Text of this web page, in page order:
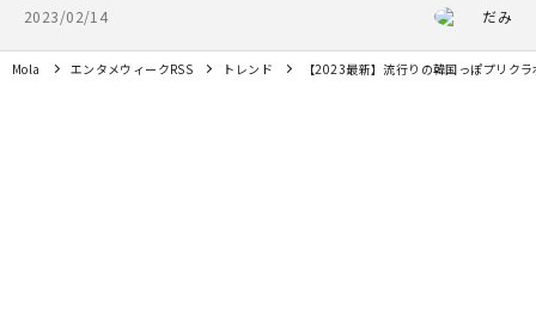
2023/02/14
だみ
Mola エンタメウィークRSS トレンド 【2023最新】流行りの韓国っぽプリク